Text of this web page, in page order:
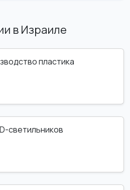
в Израиле
пластика
светильников